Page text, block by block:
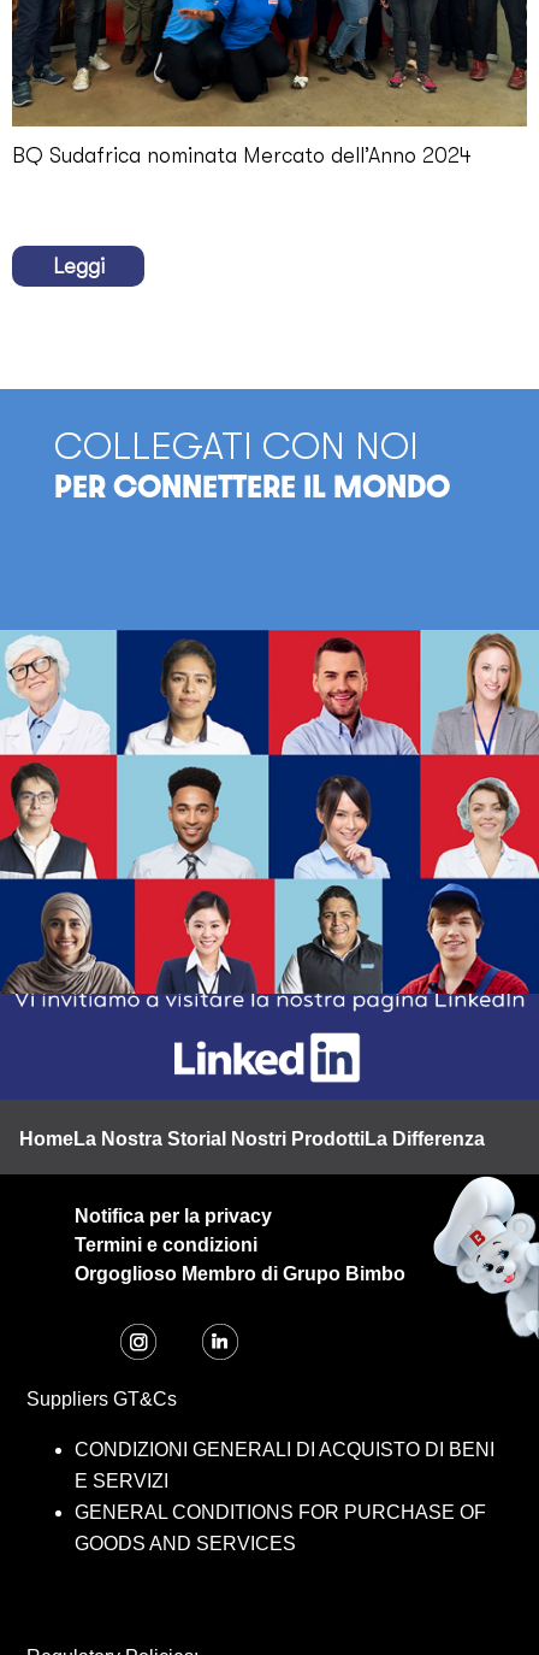
BQ Sudafrica nominata Mercato dell’Anno 2024
Leggi
COLLEGATI CON NOI
PER CONNETTERE IL MONDO
Footer
HomeLa Nostra Storia I Nostri ProdottiLa Differenza BQ
Notifica per la privacy
Termini e condizioni
Orgoglioso Membro di Grupo Bimbo
Suppliers GT&Cs
CONDIZIONI GENERALI DI ACQUISTO DI BENI
E SERVIZI
GENERAL CONDITIONS FOR PURCHASE OF
GOODS AND SERVICES